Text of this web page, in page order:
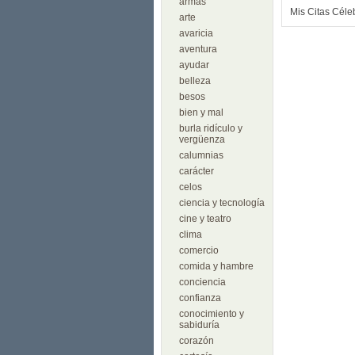
arte
avaricia
aventura
ayudar
belleza
besos
bien y mal
burla ridículo y
vergüenza
calumnias
carácter
celos
ciencia y tecnología
cine y teatro
clima
comercio
comida y hambre
conciencia
confianza
conocimiento y
sabiduría
corazón
Mis Citas